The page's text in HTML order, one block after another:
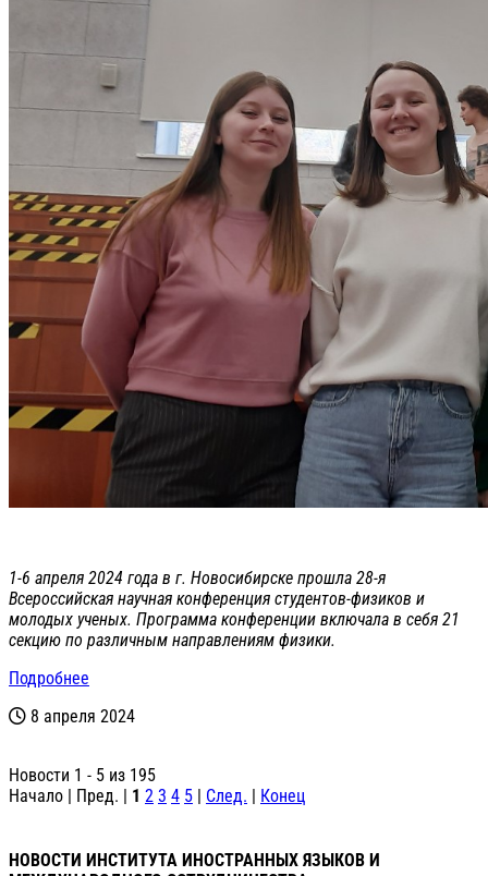
1-6 апреля 2024 года в г. Новосибирске прошла 28-я
Всероссийская научная конференция студентов-физиков и
молодых ученых. Программа конференции включала в себя 21
секцию по различным направлениям физики.
Подробнее
8 апреля 2024
Новости 1 - 5 из 195
Начало | Пред. | 1 2 3 4 5 | След. | Конец
НОВОСТИ ИНСТИТУТА ИНОСТРАННЫХ ЯЗЫКОВ И